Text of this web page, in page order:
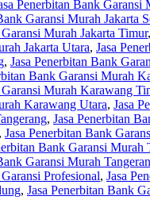
Penerbitan Bank Garansi
Garansi Murah Jakarta
Murah Jakarta Timur,
Jakarta Utara, Jasa
, Jasa Penerbitan Bank
Bank Garansi Murah
Murah Karawang
Karawang Utara, Jasa
, Jasa Penerbitan
, Jasa Penerbitan Bank
Bank Garansi Murah
Garansi Murah
Profesional, Jasa
, Jasa Penerbitan Bank